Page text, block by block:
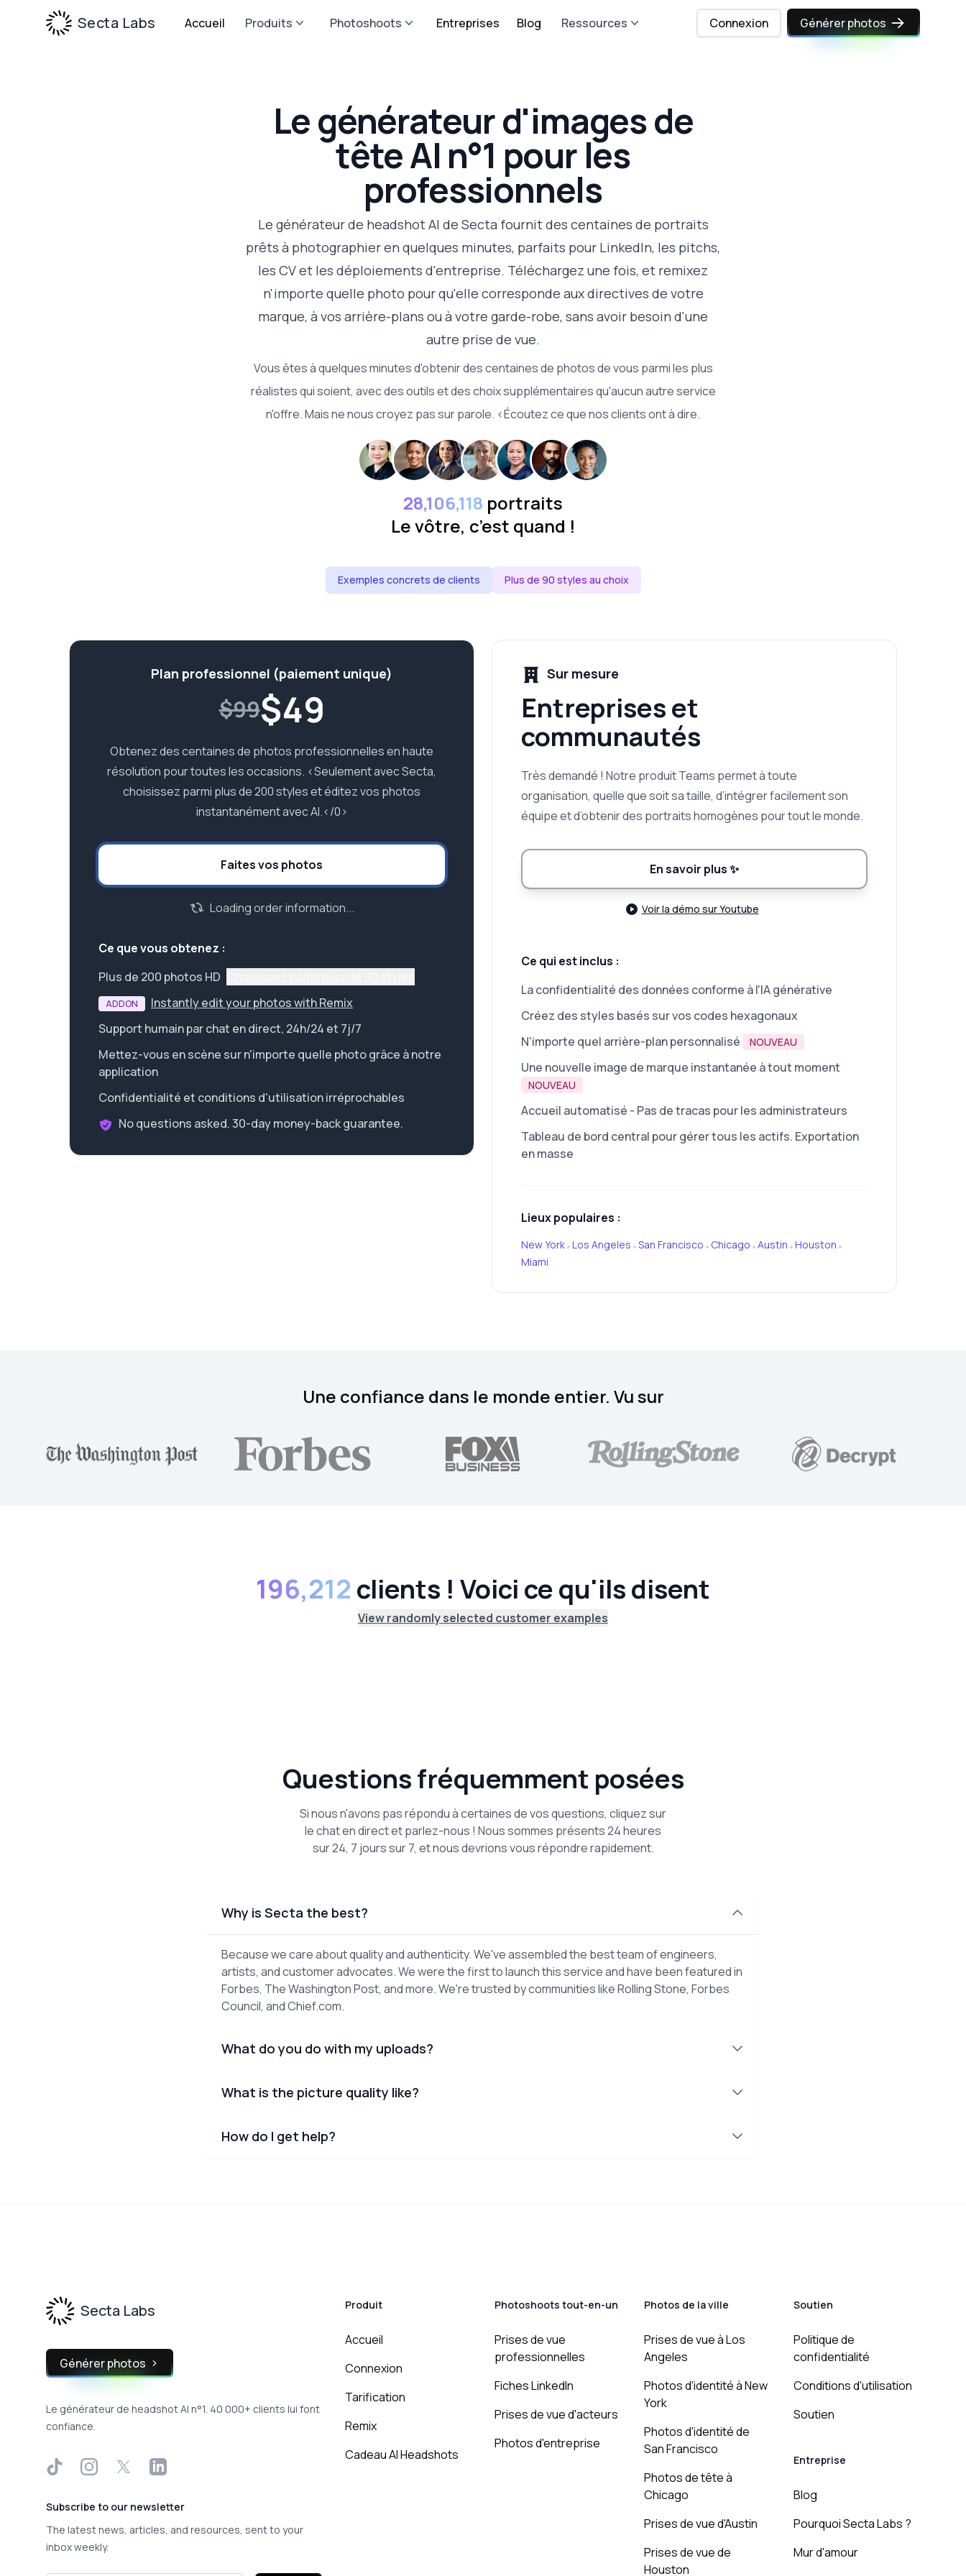
Secta Labs Accueil Produits Photoshoots Entreprises Blog Ressources Connexion Générer photos
Le générateur d'images de
tête AI n°1 pour les
professionnels
Le générateur de headshot AI de Secta fournit des centaines de portraits
prêts à photographier en quelques minutes, parfaits pour LinkedIn, les pitchs,
les CV et les déploiements d'entreprise. Téléchargez une fois, et remixez
n'importe quelle photo pour qu'elle corresponde aux directives de votre
marque, à vos arrière-plans ou à votre garde-robe, sans avoir besoin d'une
autre prise de vue.
Vous êtes à quelques minutes d'obtenir des centaines de photos de vous parmi les plus
réalistes qui soient, avec des outils et des choix supplémentaires qu'aucun autre service
n'offre. Mais ne nous croyez pas sur parole. <Écoutez ce que nos clients ont à dire.
28,106,118 portraits
Le vôtre, c’est quand !
Exemples concrets de clients Plus de 90 styles au choix
Plan professionnel (paiement unique)
$99$49
Obtenez des centaines de photos professionnelles en haute
résolution pour toutes les occasions. <Seulement avec Secta,
choisissez parmi plus de 200 styles et éditez vos photos
instantanément avec AI.</0>
Faites vos photos
Loading order information...
Ce que vous obtenez :
Plus de 200 photos HD
ADDON
Instantly edit your photos with Remix
Support humain par chat en direct, 24h/24 et 7j/7
Mettez-vous en scène sur n'importe quelle photo grâce à notre
application
Confidentialité et conditions d'utilisation irréprochables
No questions asked. 30-day money-back guarantee.
Sur mesure
Entreprises et
communautés
Très demandé ! Notre produit Teams permet à toute
organisation, quelle que soit sa taille, d’intégrer facilement son
équipe et d’obtenir des portraits homogènes pour tout le monde.
En savoir plus✨
Voir la démo sur Youtube
Ce qui est inclus :
La confidentialité des données conforme à l'IA générative
Créez des styles basés sur vos codes hexagonaux
N'importe quel arrière-plan personnalisé
NOUVEAU
Une nouvelle image de marque instantanée à tout moment
NOUVEAU
Accueil automatisé - Pas de tracas pour les administrateurs
Tableau de bord central pour gérer tous les actifs. Exportation
en masse
Lieux populaires :
New York•Los Angeles •San Francisco • Chicago •Austin •Houston •
Miami
Une confiance dans le monde entier. Vu sur
196,212 clients ! Voici ce qu'ils disent
View randomly selected customer examples
Questions fréquemment posées
Si nous n'avons pas répondu à certaines de vos questions, cliquez sur
le chat en direct et parlez-nous ! Nous sommes présents 24 heures
sur 24, 7 jours sur 7, et nous devrions vous répondre rapidement.
Why is Secta the best?
Because we care about quality and authenticity. We've assembled the best team of engineers,
artists, and customer advocates. We were the first to launch this service and have been featured in
Forbes, The Washington Post, and more. We're trusted by communities like Rolling Stone, Forbes
Council, and Chief.com.
What do you do with my uploads?
What is the picture quality like?
How do I get help?
Secta Labs
Générer photos
Le générateur de headshot AI n°1. 40 000+ clients lui font
confiance.
TikTokInstagram
X LinkedIn
Subscribe to our newsletter
The latest news, articles, and resources, sent to your
inbox weekly.
Produit
Accueil
Connexion
Tarification
Remix
Cadeau AI Headshots
Photoshoots tout-en-un
Prises de vue
professionnelles
Fiches LinkedIn
Prises de vue d'acteurs
Photos d'entreprise
Photos de la ville
Prises de vue à Los
Angeles
Photos d'identité à New
York
Photos d'identité de
San Francisco
Photos de tête à
Chicago
Prises de vue d'Austin
Prises de vue de
Houston
Soutien
Politique de
confidentialité
Conditions d'utilisation
Soutien
Entreprise
Blog
Pourquoi Secta Labs ?
Mur d'amour